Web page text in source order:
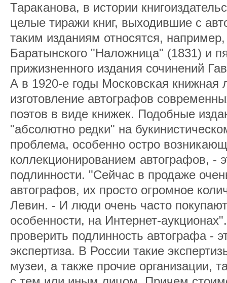
Тараканова, в истории
целые тиражи книг, выходившие с
таким изданиям относятся, например,
Баратынского "Наложница" (1831) и
прижизненного издания сочинений
А в 1920-е годы Московская книжная
изготовление автографов
поэтов в виде книжек. Подобные
"абсолютно редки" на
проблема, особенно остро
коллекционированием автографов, -
подлинности. "Сейчас в продаже
автографов, их просто огромное
Левин. - И люди очень часто
особенности, на Интернет-
проверить подлинность автографа -
экспертиза. В России такие
музеи, а также прочие организации,